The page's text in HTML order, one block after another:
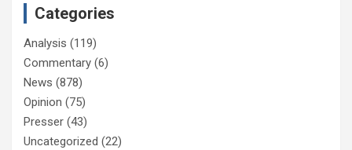
Categories
Analysis (119)
Commentary (6)
News (878)
Opinion (75)
Presser (43)
Uncategorized (22)